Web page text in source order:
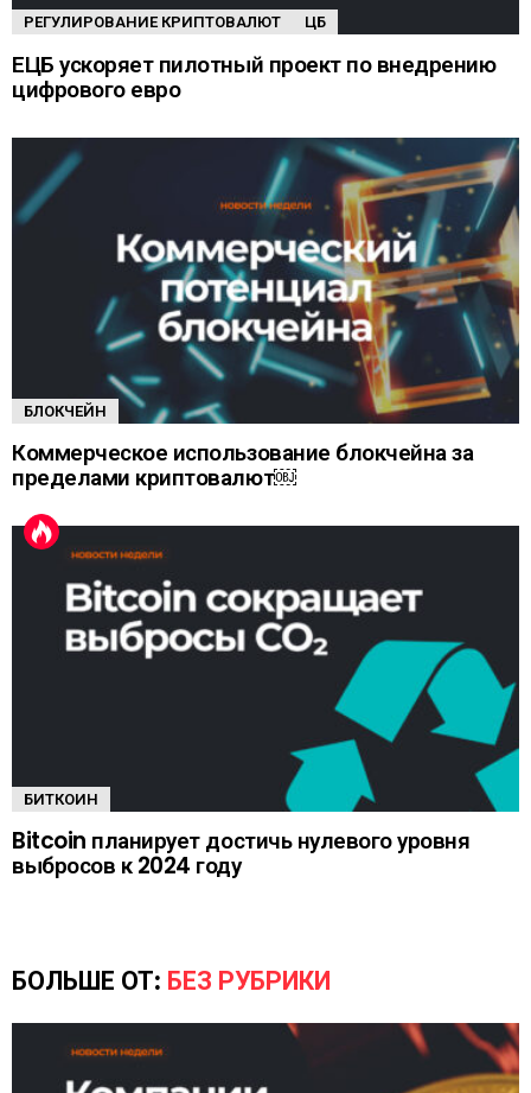
РЕГУЛИРОВАНИЕ КРИПТОВАЛЮТ ЦБ
ЕЦБ ускоряет пилотный проект по внедрению
цифрового евро
БЛОКЧЕЙН
Коммерческое использование блокчейна за
пределами криптовалют￼
БИТКОИН
Bitcoin планирует достичь нулевого уровня
выбросов к 2024 году
БОЛЬШЕ ОТ: БЕЗ РУБРИКИ